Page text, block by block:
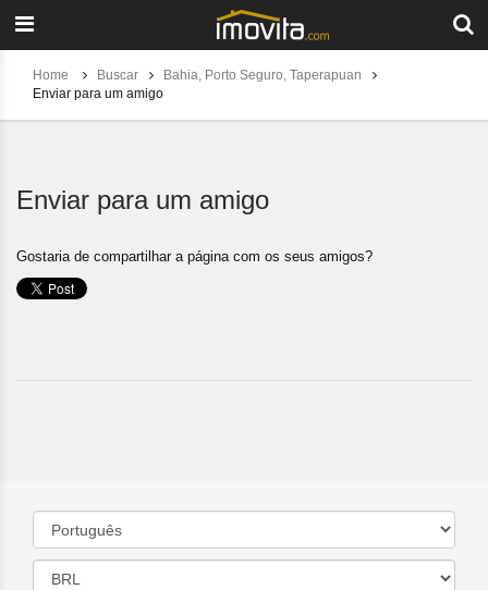
Home Buscar
Bahia, Porto Seguro, Taperapuan
Enviar para um amigo
Enviar para um amigo
Gostaria de compartilhar a página com os seus amigos?